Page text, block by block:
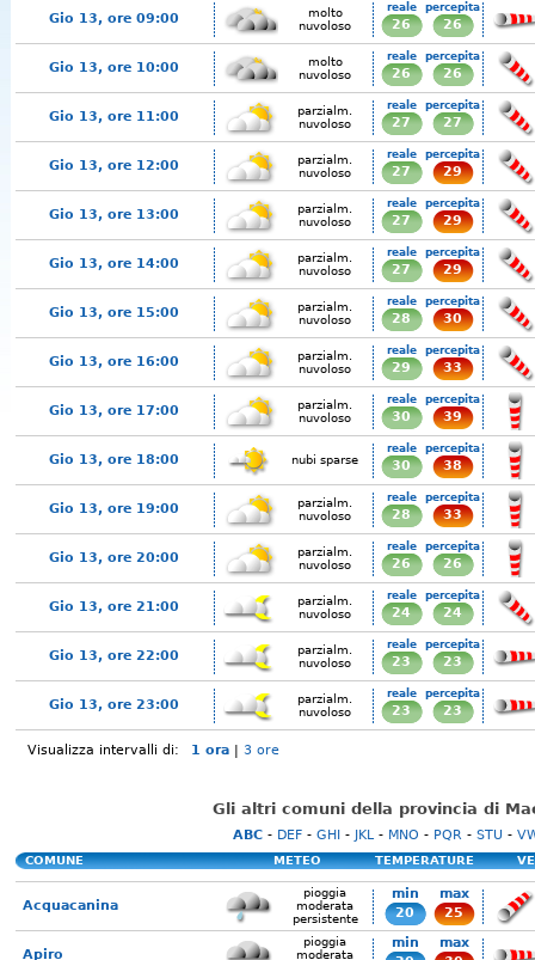
Gio 13, ore 09:00
molto
nuvoloso
reale
26
percepita
26
Gio 13, ore 10:00
molto
nuvoloso
reale
26
percepita
26
Gio 13, ore 11:00
parzialm.
nuvoloso
reale
27
percepita
27
Gio 13, ore 12:00
parzialm.
nuvoloso
reale
27
percepita
29
Gio 13, ore 13:00
parzialm.
nuvoloso
reale
27
percepita
29
Gio 13, ore 14:00
parzialm.
nuvoloso
reale
27
percepita
29
Gio 13, ore 15:00
parzialm.
nuvoloso
reale
28
percepita
30
Gio 13, ore 16:00
parzialm.
nuvoloso
reale
29
percepita
33
Gio 13, ore 17:00
parzialm.
nuvoloso
reale
30
percepita
39
Gio 13, ore 18:00 nubi sparse
reale
30
percepita
38
Gio 13, ore 19:00
parzialm.
nuvoloso
reale
28
percepita
33
Gio 13, ore 20:00
parzialm.
nuvoloso
reale
26
percepita
26
Gio 13, ore 21:00
parzialm.
nuvoloso
reale
24
percepita
24
Gio 13, ore 22:00
parzialm.
nuvoloso
reale
23
percepita
23
Gio 13, ore 23:00
parzialm.
nuvoloso
reale
23
percepita
23
Visualizza intervalli di: 1 ora | 3 ore
Gli altri comuni della provincia di
ABC- DEF- GHI- JKL- MNO - PQR - STU -
COMUNE METEO TEMPERATURE
Acquacanina
pioggia
moderata
persistente
min
20
max
25
Apiro
pioggia
moderata
min
max